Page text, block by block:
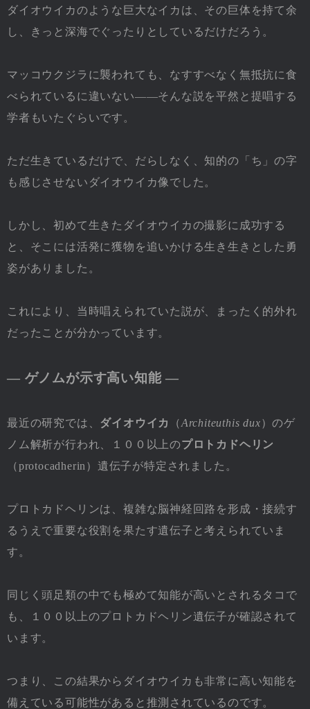
ダイオウイカのような巨大なイカは、その巨体を持て余
し、きっと深海でぐったりとしているだけだろう。
マッコウクジラに襲われても、なすすべなく無抵抗に食
べられているに違いない――そんな説を平然と提唱する
学者もいたぐらいです。
ただ生きているだけで、だらしなく、知的の「ち」の字
も感じさせないダイオウイカ像でした。
しかし、初めて生きたダイオウイカの撮影に成功する
と、そこには活発に獲物を追いかける生き生きとした勇
姿がありました。
これにより、当時唱えられていた説が、まったく的外れ
だったことが分かっています。
― ゲノムが示す高い知能 ―
最近の研究では、 ダイオウイカ （Architeuthis dux）のゲ
ノム解析が行われ、１００以上のプロトカドヘリン
（protocadherin）遺伝子が特定されました。
プロトカドヘリンは、複雑な脳神経回路を形成・接続す
るうえで重要な役割を果たす遺伝子と考えられていま
す。
同じく頭足類の中でも極めて知能が高いとされるタコで
も、１００以上のプロトカドヘリン遺伝子が確認されて
います。
つまり、この結果からダイオウイカも非常に高い知能を
備えている可能性があると推測されているのです。